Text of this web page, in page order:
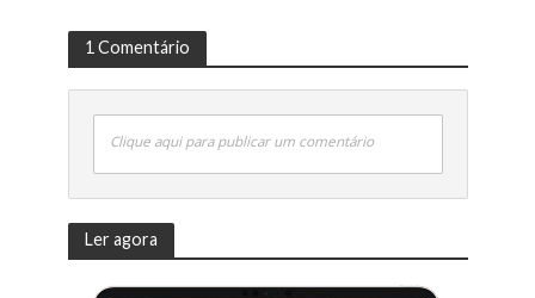
1 Comentário
Clique aqui para publicar um comentário
Ler agora